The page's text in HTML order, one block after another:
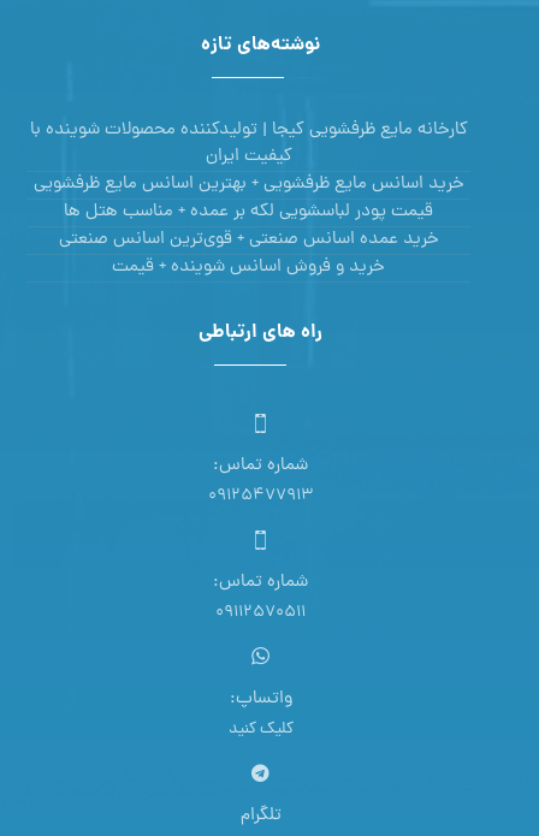
نوشته‌های تازه
کارخانه مایع ظرفشویی کیجا | تولیدکننده محصولات شوینده با
کیفیت ایران
خرید اسانس مایع ظرفشویی + بهترین اسانس مایع ظرفشویی
قیمت پودر لباسشویی لکه بر عمده + مناسب هتل ها
خرید عمده اسانس صنعتی + قوی‌ترین اسانس‌ صنعتی
خرید و فروش اسانس شوینده + قیمت
راه های ارتباطی
شماره تماس:
09125477913
شماره تماس:
09112570511
واتساپ:
کلیک کنید
تلگرام